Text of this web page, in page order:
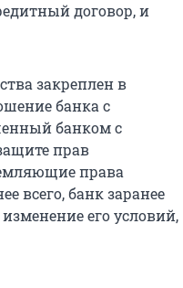
договор, и
закреплен в
банка с
банком с
прав
права
всего, банк заранее
его условий,